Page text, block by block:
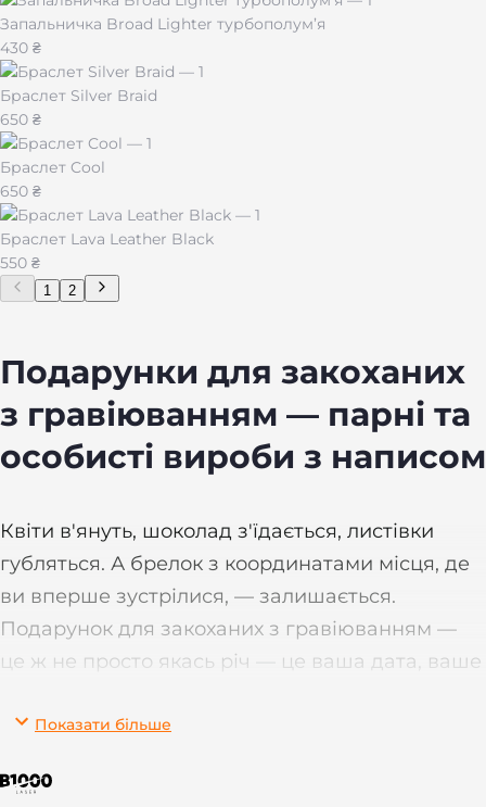
Запальничка Broad Lighter турбополум’я
430 ₴
Браслет Silver Braid
650 ₴
Браслет Cool
650 ₴
Браслет Lava Leather Black
550 ₴
1 2
Подарунки для закоханих
з гравіюванням — парні та
особисті вироби з написом
Квіти в'януть, шоколад з'їдається, листівки
губляться. А брелок з координатами місця, де
ви вперше зустрілися, — залишається.
Подарунок для закоханих з гравіюванням —
це ж не просто якась річ — це ваша дата, ваше
залишаться в металі.
Тут ви знайдете речі з металу й шкіри - і для
Показати більше